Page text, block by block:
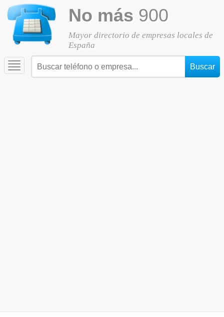
No más 900
Mayor directorio de empresas locales de
España
Toggle
navigation